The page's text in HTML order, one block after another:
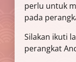
perlu untuk
pada
Silakan ikuti
perangkat